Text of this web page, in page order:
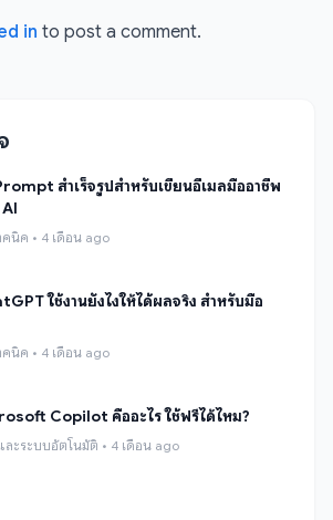
in to post a comment.
สำเร็จรูปสำหรับเขียนอีเมลมืออาชีพ
นิค • 4 เดือน ago
ใช้งานยังไงให้ได้ผลจริง สำหรับมือ
นิค • 4 เดือน ago
Copilot คืออะไร ใช้ฟรีได้ไหม?
ละระบบอัตโนมัติ • 4 เดือน ago